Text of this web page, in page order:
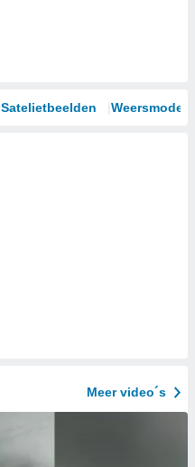
Satelietbeelden
Meer video´s